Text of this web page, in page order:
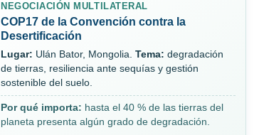
NEGOCIACIÓN MULTILATERAL
COP17 de la Convención contra la
Desertificación
Lugar: Ulán Bator, Mongolia. Tema: degradación
de tierras, resiliencia ante sequías y gestión
sostenible del suelo.
Por qué importa: hasta el 40 % de las tierras del
planeta presenta algún grado de degradación.